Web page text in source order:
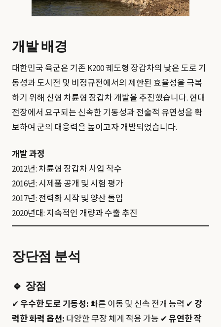
개발 배경
대한민국 육군은 기존 K200 궤도형 장갑차의 낮은 도로 기
동성과 도시전 및 비정규전에서의 제한된 효율성을 극복
하기 위해 신형 차륜형 장갑차 개발을 추진했습니다. 현대
전장에서 요구되는 신속한 기동성과 전술적 유연성을 확
보하여 군의 대응력을 높이고자 개발되었습니다.
개발 과정
2012년: 차륜형 장갑차 사업 착수
2016년: 시제품 공개 및 시험 평가
2017년: 전력화 시작 및 양산 돌입
2020년대: 지속적인 개량과 수출 추진
장단점 분석
🔹 장점
✔ 우수한 도로 기동성: 빠른 이동 및 신속 전개 능력 ✔ 강
력한 화력 옵션: 다양한 무장 체계 적용 가능 ✔유연한 작